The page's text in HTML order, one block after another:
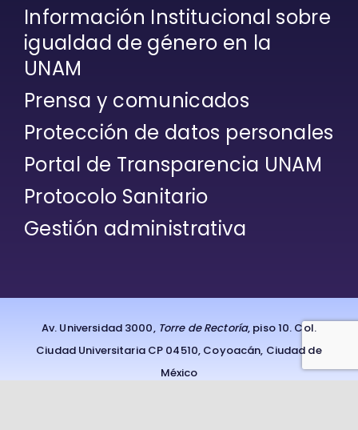
Información Institucional sobre
igualdad de género en la
UNAM
Prensa y comunicados
Protección de datos personales
Portal de Transparencia UNAM
Protocolo Sanitario
Gestión administrativa
Av. Universidad 3000, Torre de Rectoría, piso 10. Col.
Ciudad Universitaria CP 04510, Coyoacán, Ciudad de
México